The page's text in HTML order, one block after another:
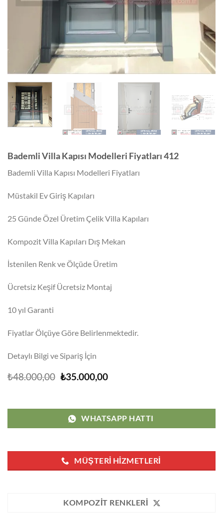
Bademli Villa Kapısı Modelleri Fiyatları 412
Bademli Villa Kapısı Modelleri Fiyatları
Müstakil Ev Giriş Kapıları
25 Günde Özel Üretim Çelik Villa Kapıları
Kompozit Villa Kapıları Dış Mekan
İstenilen Renk ve Ölçüde Üretim
Ücretsiz Keşif Ücretsiz Montaj
10 yıl Garanti
Fiyatlar Ölçüye Göre Belirlenmektedir.
Detaylı Bilgi ve Sipariş İçin
₺48.000,00 Orijinal
₺35.000,00Şu
WHATSAPP HATTI
MÜŞTERI HIZMETLERI
KOMPOZIT RENKLERI